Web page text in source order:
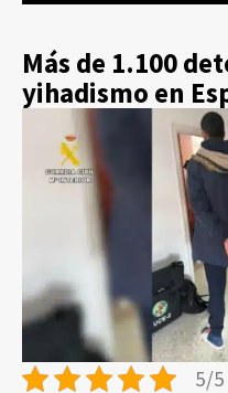
Más de 1.100
yihadismo en
5/